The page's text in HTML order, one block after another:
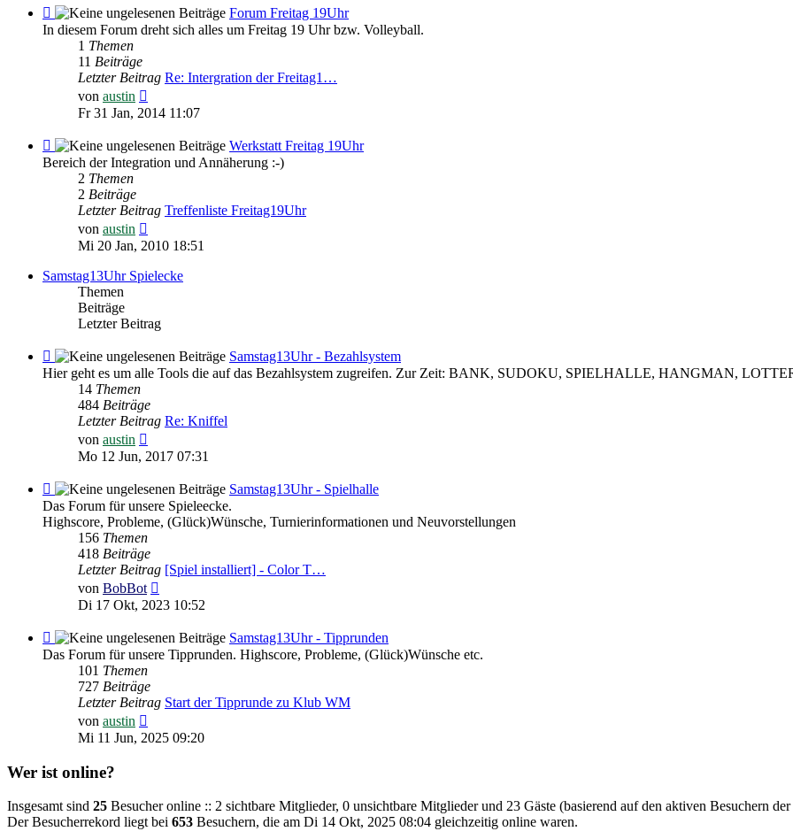
Feed
-
Forum
Freitag
19Uhr
Forum Freitag 19Uhr
In diesem Forum dreht sich alles um Freitag 19 Uhr bzw. Volleyball.
1 Themen
11 Beiträge
Letzter Beitrag Re: Intergration der Freitag1…
von austin
Beitrag
Fr 31 Jan, 2014 11:07
Feed
-
Werkstatt
Freitag
19Uhr
Werkstatt Freitag 19Uhr
Bereich der Integration und Annäherung :-)
2 Themen
2 Beiträge
Letzter Beitrag Treffenliste Freitag19Uhr
von austin
Beitrag
Mi 20 Jan, 2010 18:51
Samstag13Uhr Spielecke
Themen
Beiträge
Letzter Beitrag
Feed
-
Samstag13Uhr
Bezahlsystem
Samstag13Uhr - Bezahlsystem
Hier geht es um alle Tools die auf das Bezahlsystem zugreifen. Zur Zeit: BANK, SUDOKU, SPIELHALLE, HANGMAN,
14 Themen
484 Beiträge
Letzter Beitrag Re: Kniffel
von austin
Beitrag
Mo 12 Jun, 2017 07:31
Feed
-
Samstag13Uhr
Spielhalle
Samstag13Uhr - Spielhalle
Das Forum für unsere Spieleecke.
Highscore, Probleme, (Glück)Wünsche, Turnierinformationen und Neuvorstellungen
156 Themen
418 Beiträge
Letzter Beitrag [Spiel installiert] - Color T…
von BobBot
Beitrag
Di 17 Okt, 2023 10:52
Feed
-
Samstag13Uhr
Tipprunden
Samstag13Uhr - Tipprunden
Das Forum für unsere Tipprunden. Highscore, Probleme, (Glück)Wünsche etc.
101 Themen
727 Beiträge
Letzter Beitrag Start der Tipprunde zu Klub WM
von austin
Beitrag
Mi 11 Jun, 2025 09:20
Wer ist online?
Insgesamt sind 25 Besucher online :: 2 sichtbare Mitglieder, 0 unsichtbare Mitglieder und 23 Gäste (basierend auf den aktiven Besuchern
Der Besucherrekord liegt bei 653 Besuchern, die am Di 14 Okt, 2025 08:04 gleichzeitig online waren.